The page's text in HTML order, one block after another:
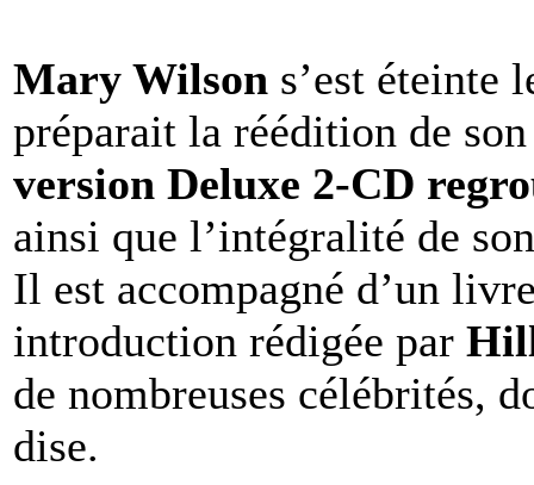
Mary Wilson s’est éteinte
préparait la réédition de
version Deluxe 2-CD
ainsi que l’intégralité de
Il est accompagné d’un
introduction rédigée par
de nombreuses célébrités,
dise.